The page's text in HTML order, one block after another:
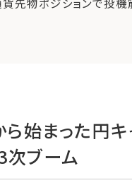
先物ポジションで投機
始まった円キ
次ブーム